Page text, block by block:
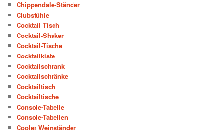
Chippendale-Ständer
Clubstühle
Cocktail Tisch
Cocktail-Shaker
Cocktail-Tische
Cocktailkiste
Cocktailschrank
Cocktailschränke
Cocktailtisch
Cocktailtische
Console-Tabelle
Console-Tabellen
Cooler Weinständer